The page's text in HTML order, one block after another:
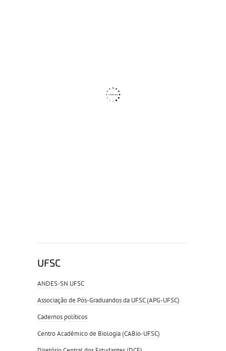
UFSC
ANDES-SN UFSC
Associação de Pós-Graduandos da UFSC (APG-UFSC)
Cadernos políticos
Centro Acadêmico de Biologia (CABio-UFSC)